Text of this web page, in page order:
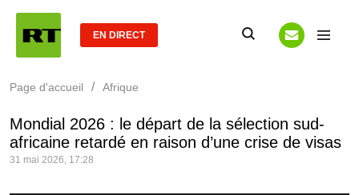
EN DIRECT
Page d'accueil / Afrique
Mondial 2026 : le départ de la sélection sud-
africaine retardé en raison d’une crise de visas
31 mai 2026, 17:28